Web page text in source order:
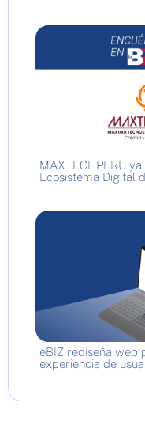
MAXTECHPERU
Ecosistema Digital
eBIZ rediseña web
experiencia de